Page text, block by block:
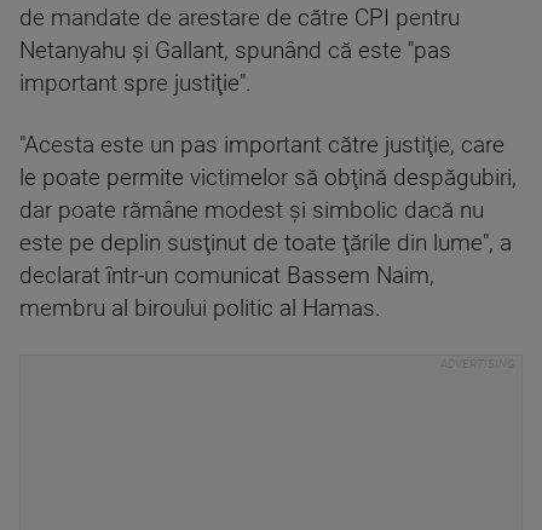
de mandate de arestare de către CPI pentru
Netanyahu şi Gallant, spunând că este "pas
important spre justiţie".
"Acesta este un pas important către justiţie, care
le poate permite victimelor să obţină despăgubiri,
dar poate rămâne modest şi simbolic dacă nu
este pe deplin susţinut de toate ţările din lume", a
declarat într-un comunicat Bassem Naim,
membru al biroului politic al Hamas.